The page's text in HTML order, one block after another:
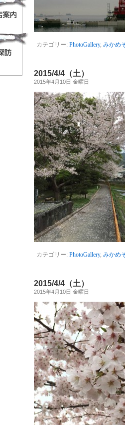
カテゴリー: PhotoGallery, みかめ
2015/4/4（土）
2015年4月10日 金曜日
カテゴリー: PhotoGallery, みかめ
2015/4/4（土）
2015年4月10日 金曜日